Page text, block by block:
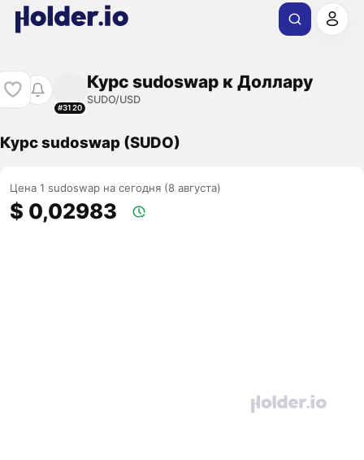
#3120
Курс sudoswap к Доллару
SUDO/USD
Курс sudoswap (SUDO)
Цена 1 sudoswap на сегодня (8 августа)
$ 0,02983